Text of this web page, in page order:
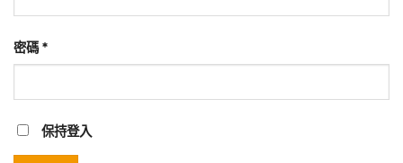
密碼*必
填
保持登入